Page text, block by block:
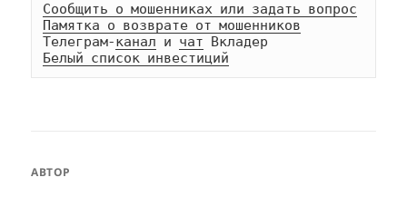
Сообщить о мошенниках или задать вопрос
Памятка о возврате от мошенников
Телеграм-канал и чат
Белый список инвестиций
АВТОР